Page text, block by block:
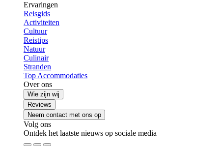
Ervaringen
Reisgids
Activiteiten
Cultuur
Reistips
Natuur
Culinair
Stranden
Top Accommodaties
Over ons
Wie zijn wij
Reviews
Neem contact met ons op
Volg ons
Ontdek het laatste nieuws op sociale media